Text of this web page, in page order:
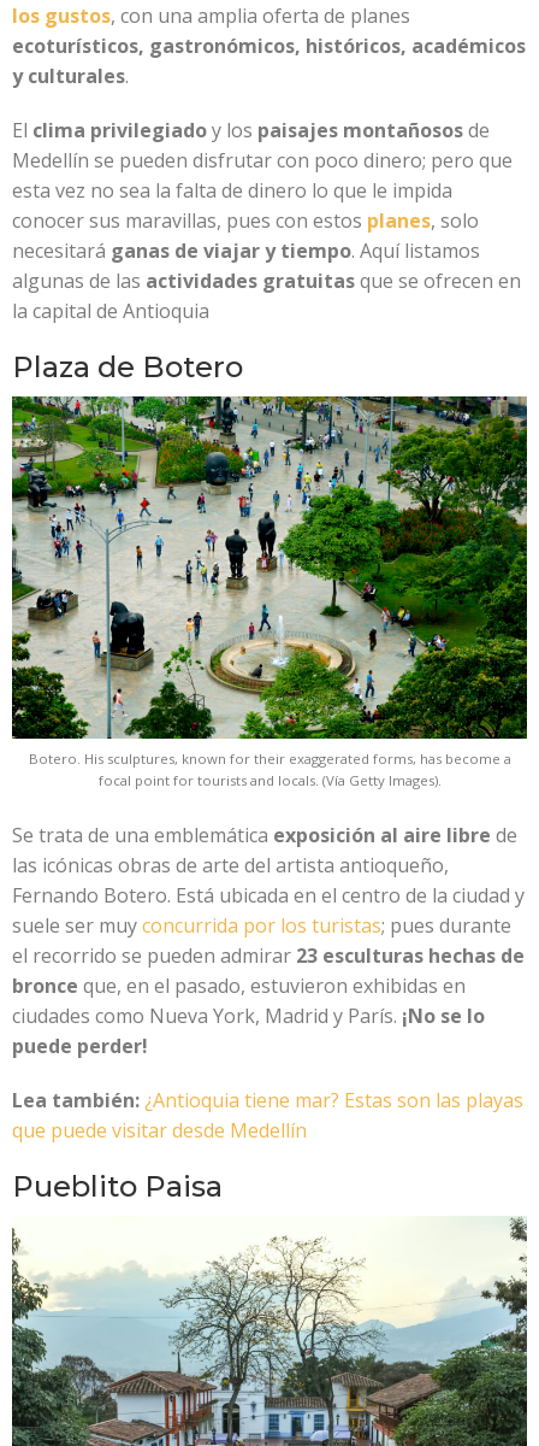
los gustos, con una amplia oferta de planes
ecoturísticos, gastronómicos, históricos, académicos
y culturales.
El clima privilegiadoy los paisajes montañososde
Medellín se pueden disfrutar con poco dinero; pero que
esta vez no sea la falta de dinero lo que le impida
conocer sus maravillas, pues con estos planes, solo
necesitará ganas de viajar y tiempo. Aquí listamos
algunas de las actividades gratuitasque se ofrecen en
la capital de Antioquia
Plaza de Botero
Botero. His sculptures, known for their exaggerated forms, has become a
focal point for tourists and locals. (Vía Getty Images).
Se trata de una emblemática exposición al aire libre de
las icónicas obras de arte del artista antioqueño,
Fernando Botero. Está ubicada en el centro de la ciudad y
suele ser muyconcurrida por los turistas; pues durante
el recorrido se pueden admirar 23 esculturas hechas de
bronce que, en el pasado, estuvieron exhibidas en
ciudades como Nueva York, Madrid y París. ¡No se lo
puede perder!
Lea también: ¿Antioquia tiene mar? Estas son las playas
que puede visitar desde Medellín
Pueblito Paisa